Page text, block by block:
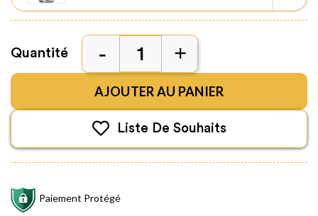
Quantité
AJOUTER AU PANIER
Liste De Souhaits
Paiement Protégé